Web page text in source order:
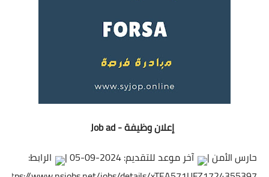
إعلان وظيفة - Job ad
حارس الأمن |
آخر موعد للتقديم: 2024-09-05 |
الرابط: